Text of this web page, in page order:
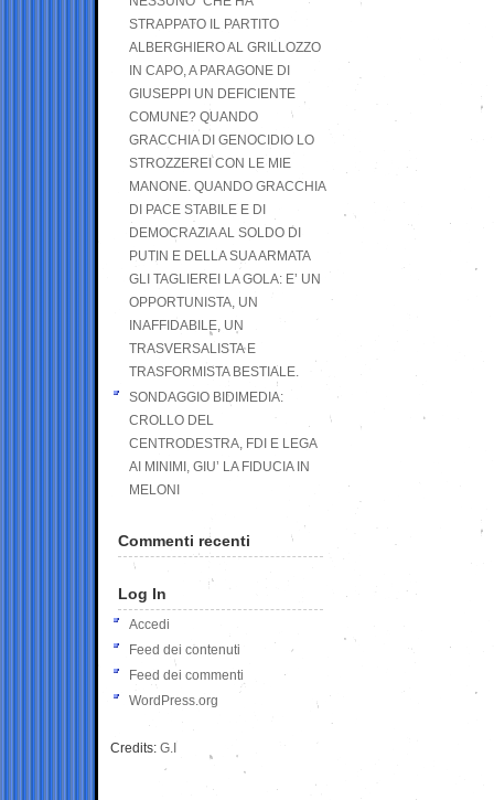
STRAPPATO IL PARTITO
ALBERGHIERO AL GRILLOZZO
IN CAPO, A PARAGONE DI
GIUSEPPI UN DEFICIENTE
COMUNE? QUANDO
GRACCHIA DI GENOCIDIO LO
STROZZEREI CON LE MIE
MANONE. QUANDO GRACCHIA
DI PACE STABILE E DI
DEMOCRAZIA AL SOLDO DI
PUTIN E DELLA SUA ARMATA
GLI TAGLIEREI LA GOLA: E’ UN
OPPORTUNISTA, UN
INAFFIDABILE, UN
TRASVERSALISTA E
TRASFORMISTA BESTIALE.
SONDAGGIO BIDIMEDIA:
CROLLO DEL
CENTRODESTRA, FDI E LEGA
AI MINIMI, GIU’ LA FIDUCIA IN
MELONI
Commenti recenti
Log In
Accedi
Feed dei contenuti
Feed dei commenti
WordPress.org
Credits: G.I